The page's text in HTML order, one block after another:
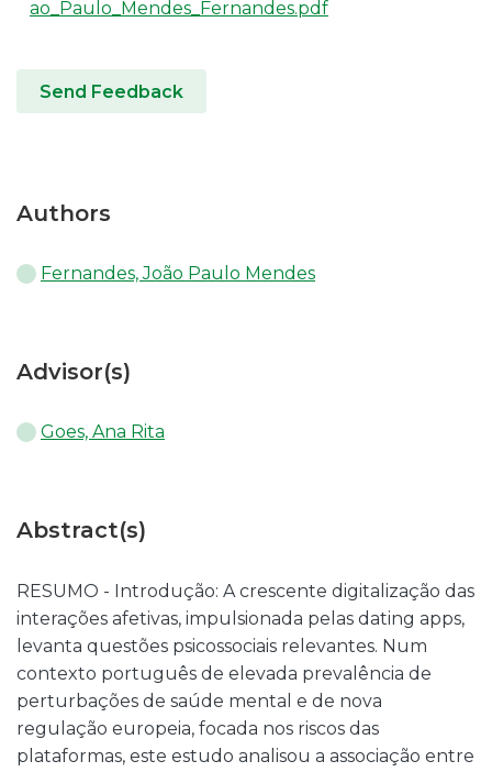
ao_Paulo_Mendes_Fernandes.pdf
Send Feedback
Authors
Fernandes, João Paulo Mendes
Advisor(s)
Goes, Ana Rita
Abstract(s)
RESUMO - Introdução: A crescente digitalização das
interações afetivas, impulsionada pelas dating apps,
levanta questões psicossociais relevantes. Num
contexto português de elevada prevalência de
perturbações de saúde mental e de nova
regulação europeia, focada nos riscos das
plataformas, este estudo analisou a associação entre